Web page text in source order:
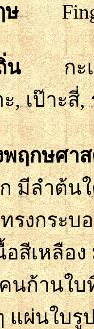
ษ
นกะแ
,เป๊าะสี่,
ฤกษศา
ต้นใต้ดิ
รงกระบ
อสีเหลือ
นก้านใ
แผ่นใบ